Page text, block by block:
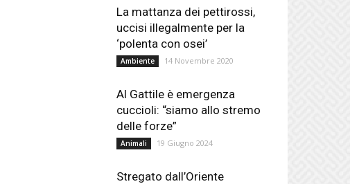
La mattanza dei pettirossi,
uccisi illegalmente per la
‘polenta con osei’
Ambiente 14 Novembre 2020
Al Gattile è emergenza
cuccioli: “siamo allo stremo
delle forze”
Animali 19 Giugno 2024
Stregato dall’Oriente